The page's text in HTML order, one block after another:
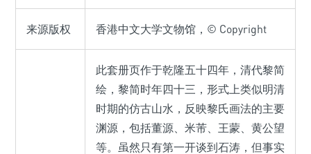
来源版权 香港中文大学文物馆，© Copyright
此套册页作于乾隆五十四年，清代黎简
绘，黎简时年四十三，形式上类似明清
时期的仿古山水，反映黎氏画法的主要
渊源，包括董源、米芾、王蒙、黄公望
等。虽然只有第一开谈到石涛，但事实